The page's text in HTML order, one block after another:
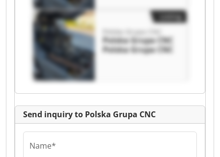
Polska Grupa CNC
Polska Grupa CNC
Polska Grupa CNC
Send inquiry to Polska Grupa CNC
Name*